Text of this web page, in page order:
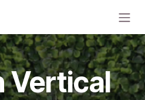
Vertical